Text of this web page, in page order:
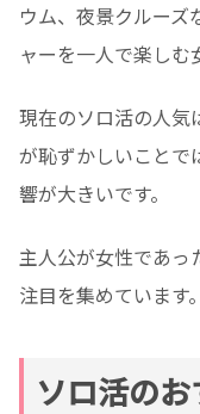
ウム、夜景クルーズ
ャーを一人で楽しむ
現在のソロ活の人気
が恥ずかしいことで
響が大きいです。
主人公が女性であっ
注目を集めています。
ソロ活の